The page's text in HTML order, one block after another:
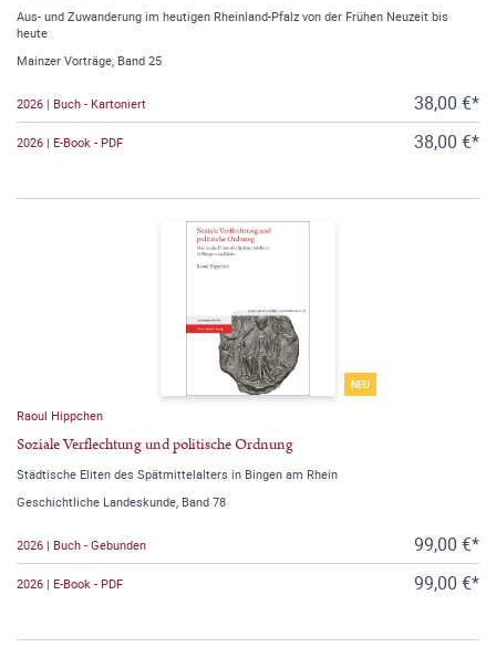
Aus- und Zuwanderung im heutigen Rheinland-Pfalz von der Frühen Neuzeit bis
heute
Mainzer Vorträge, Band 25
2026 | Buch - Kartoniert 38,00 €*
2026 | E-Book - PDF 38,00 €*
NEU
Raoul Hippchen
Soziale Verflechtung und politische Ordnung
Städtische Eliten des Spätmittelalters in Bingen am Rhein
Geschichtliche Landeskunde, Band 78
2026 | Buch - Gebunden 99,00 €*
2026 | E-Book - PDF 99,00 €*